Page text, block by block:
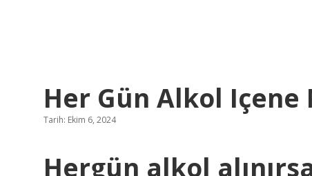
Her Gün Alkol Içene
Tarih: Ekim 6, 2024
Hergün alkol